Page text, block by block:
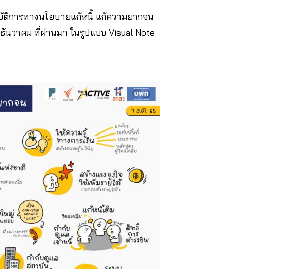
การทางนโยบายแก้หนี้ แก้ความยากจน
นวาคม ที่ผ่านมา ในรูปแบบ Visual Note